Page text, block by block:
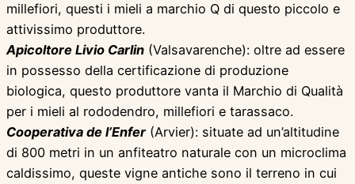
millefiori, questi i mieli a marchio Q di questo piccolo e
attivissimo produttore.
Apicoltore Livio Carlin (Valsavarenche): oltre ad essere
in possesso della certificazione di produzione
biologica, questo produttore vanta il Marchio di Qualità
per i mieli al rododendro, millefiori e tarassaco.
Cooperativa de l’Enfer (Arvier): situate ad un’altitudine
di 800 metri in un anfiteatro naturale con un microclima
caldissimo, queste vigne antiche sono il terreno in cui